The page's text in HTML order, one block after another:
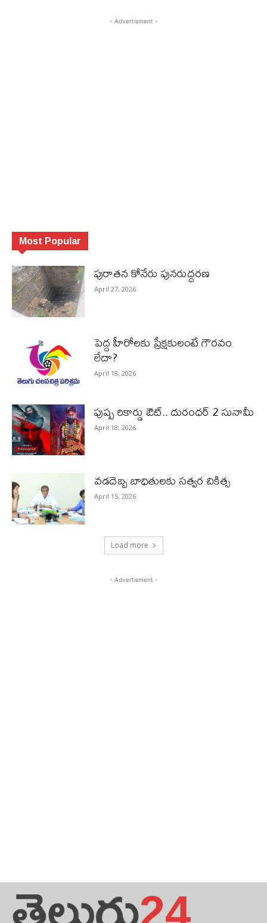
- Advertisment -
Most Popular
పురాత‌న కోనేరు పున‌రుద్ధ‌ర‌ణ
April 27, 2026
పెద్ద హీరోల‌కు ప్రేక్ష‌కులంటే గౌర‌వం
లేదా?
April 18, 2026
పుష్ప రికార్డు ఔట్‌.. దురంధ‌ర్ 2 సునామీ
April 18, 2026
వడదెబ్బ బాధితులకు సత్వర చికిత్స
April 15, 2026
Load more
- Advertisment -